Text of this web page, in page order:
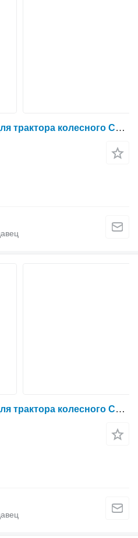
Гидрораспределитель для трактора колесного Case IH Puma 185
Гидрораспределитель для трактора колесного Case IH Puma 185